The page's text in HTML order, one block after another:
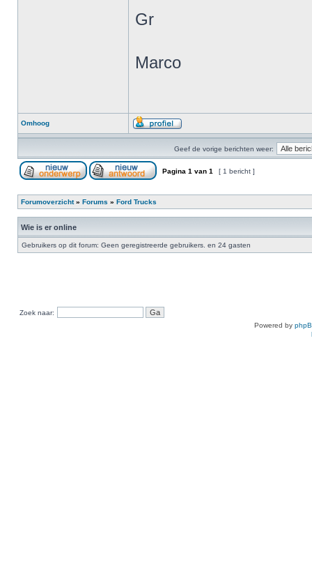
Gr
Marco
Omhoog
Geef de vorige berichten weer:
Pagina 1 van 1 [ 1 bericht ]
Forumoverzicht» Forums » Ford Trucks
Wie is er online
Gebruikers op dit forum: Geen geregistreerde gebruikers. en 24 gasten
Zoek naar:
Powered by